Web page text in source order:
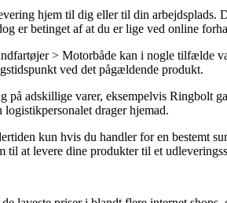
hjem til dig eller til din arbejdsplads.
er betinget af at du er lige ved online
> Motorbåde kan i nogle tilfælde
ved det pågældende produkt.
på adskillige varer, eksempelvis
drager hjemad.
kun hvis du handler for en bestemt
at levere dine produkter til et